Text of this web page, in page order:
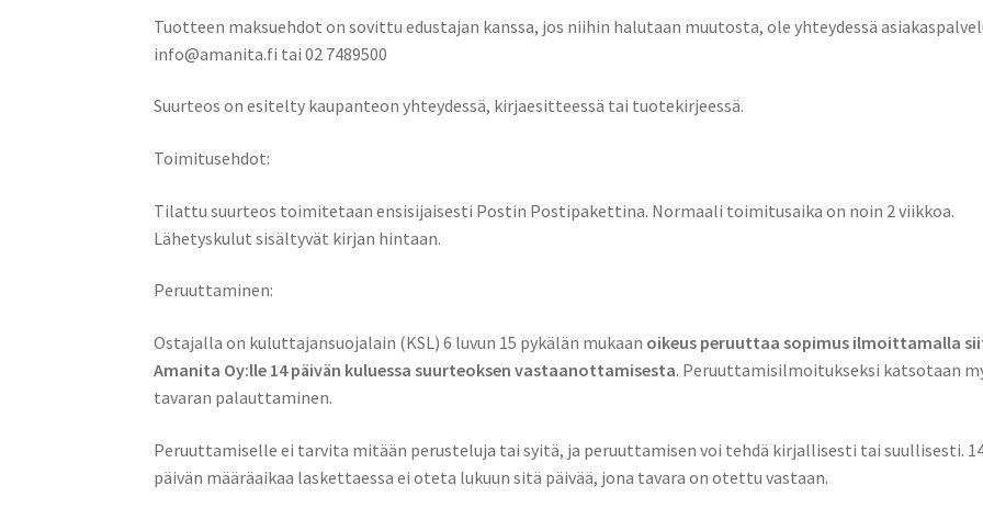
Tuotteen maksuehdot on sovittu edustajan kanssa, jos niihin halutaan muutosta, ole yhteydessä
info@amanita.fi tai 02 7489500
Suurteos on esitelty kaupanteon yhteydessä, kirjaesitteessä tai tuotekirjeessä.
Toimitusehdot:
Tilattu suurteos toimitetaan ensisijaisesti Postin Postipakettina. Normaali toimitusaika on noin 2 viikkoa.
Lähetyskulut sisältyvät kirjan hintaan.
Peruuttaminen:
Ostajalla on kuluttajansuojalain (KSL) 6 luvun 15 pykälän mukaan oikeus peruuttaa sopimus ilmoittamalla
Amanita Oy:lle 14 päivän kuluessa suurteoksen vastaanottamisesta. Peruuttamisilmoitukseksi katsotaan
tavaran palauttaminen.
Peruuttamiselle ei tarvita mitään perusteluja tai syitä, ja peruuttamisen voi tehdä kirjallisesti tai suullisesti.
päivän määräaikaa laskettaessa ei oteta lukuun sitä päivää, jona tavara on otettu vastaan.